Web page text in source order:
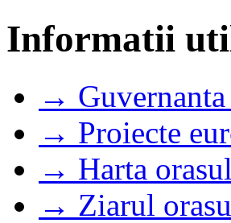
Informatii
→
→ Proiecte
→ Harta
→ Ziarul